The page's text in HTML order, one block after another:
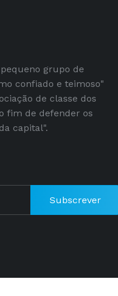
grupo de
confiado e teimoso"
de classe dos
fim de defender os
capital".
Subscrever